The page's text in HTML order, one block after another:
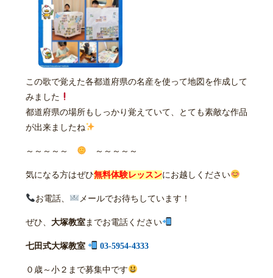
この歌で覚えた各都道府県の名産を使って地図を作成して
みました
都道府県の場所もしっかり覚えていて、とても素敵な作品
が出来ましたね
～～～～～ ～～～～～
気になる方はぜひ無料体験レッスンにお越しください
お電話、 メールでお待ちしています！
ぜひ、 大塚教室までお電話ください
七田式大塚教室 03-5954-4333
０歳～小２まで募集中です